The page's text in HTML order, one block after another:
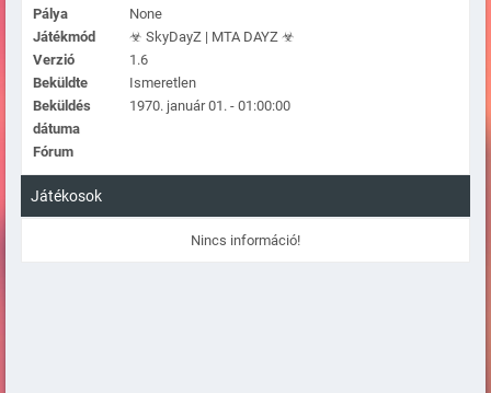
Pálya
None
Játékmód
☣ SkyDayZ | MTA DAYZ ☣
Verzió
1.6
Beküldte
Ismeretlen
Beküldés
dátuma
1970. január 01. - 01:00:00
Fórum
Játékosok
Nincs információ!